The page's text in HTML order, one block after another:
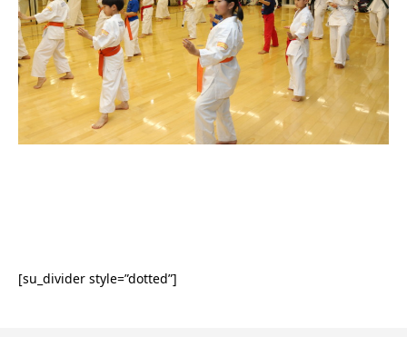
[su_divider style=”dotted”]